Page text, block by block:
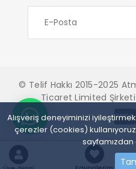
Alışveriş deneyiminizi
çerezler (cookies)
© Telif Hakkı 2015-2025
Ticaret Limited Şirketi